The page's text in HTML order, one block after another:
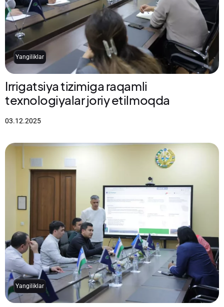
Yangiliklar
Irrigatsiya tizimiga raqamli
texnologiyalar joriy etilmoqda
03.12.2025
Yangiliklar